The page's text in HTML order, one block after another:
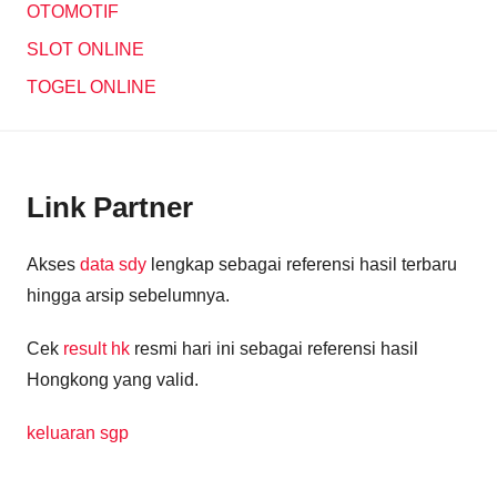
OTOMOTIF
SLOT ONLINE
TOGEL ONLINE
Link Partner
Akses data sdy lengkap sebagai referensi hasil terbaru
hingga arsip sebelumnya.
Cek result hk resmi hari ini sebagai referensi hasil
Hongkong yang valid.
keluaran sgp